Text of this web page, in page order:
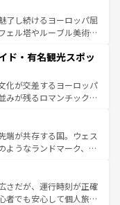
生活の一部となってい
雰囲気や、バルセロナの
は古代ローマ遺跡や中世
異なるスペインはその個
了し続けるヨーロッパ屈
ェル塔やルーブル美術館
華麗な宮殿、歴史的な大
自然が、訪れる者を心
美食の国としても知ら
文化遺産にも登録されて
楽しみ方が可能だ。さ
溢れており、どの街角に
。パリ以外の個性あふ
ド・有名観光スポッ
化が交差するヨーロッパ
みが残るロマンチック街
飽きることがない。ベ
州のアルプスの絶景、そ
った風景は必見。ビール
なお、新着の
照してほしい。
端が共存する国。ウェス
ようなランドマーク、歴
、優雅なアフタヌーン
い英国パブ、サッカー観
験も豊富。イギリスを旅
さだが、運行時刻が正確
者でも安心して個人旅行